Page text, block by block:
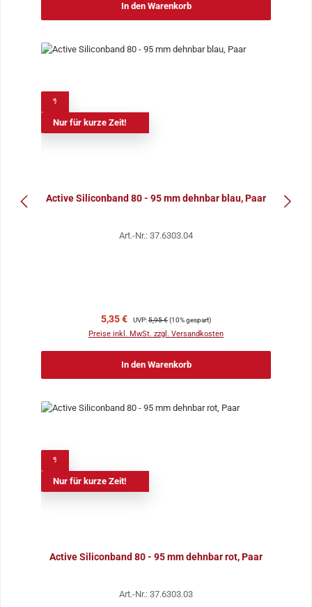
In den Warenkorb
Nur für kurze Zeit!
Active Siliconband 80 - 95 mm dehnbar blau, Paar
Art.-Nr.: 37.6303.04
Verkaufspreis:
5,35 € Regulärer Preis:
UVP:5,95 €(10% gespart)
Preise inkl. MwSt. zzgl. Versandkosten
In den Warenkorb
Nur für kurze Zeit!
Active Siliconband 80 - 95 mm dehnbar rot, Paar
Art.-Nr.: 37.6303.03